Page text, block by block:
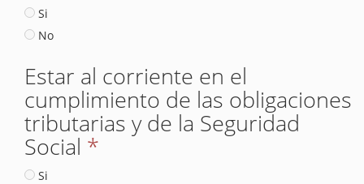
Si
No
Estar al corriente en el
cumplimiento de las obligaciones
tributarias y de la Seguridad
Social *
Si